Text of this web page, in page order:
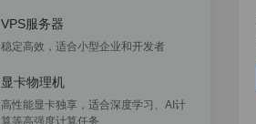
VPS服务器
稳定高效，适合小型企业和开发者
显卡物理机
高性能显卡独享，适合深度学习、AI计
算等高强度计算任务